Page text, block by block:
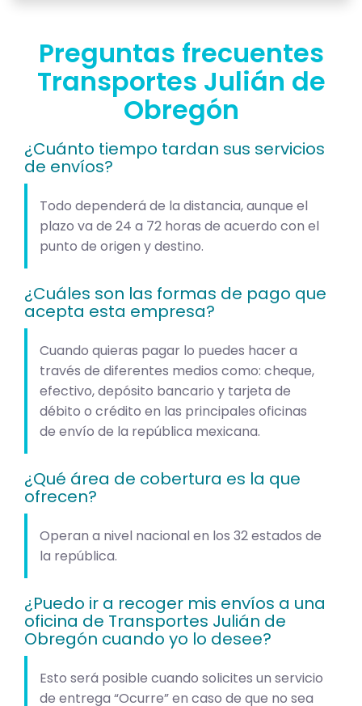
Preguntas frecuentes
Transportes Julián de
Obregón
¿Cuánto tiempo tardan sus servicios
de envíos?
Todo dependerá de la distancia, aunque el
plazo va de 24 a 72 horas de acuerdo con el
punto de origen y destino.
¿Cuáles son las formas de pago que
acepta esta empresa?
Cuando quieras pagar lo puedes hacer a
través de diferentes medios como: cheque,
efectivo, depósito bancario y tarjeta de
débito o crédito en las principales oficinas
de envío de la república mexicana.
¿Qué área de cobertura es la que
ofrecen?
Operan a nivel nacional en los 32 estados de
la república.
¿Puedo ir a recoger mis envíos a una
oficina de Transportes Julián de
Obregón cuando yo lo desee?
Esto será posible cuando solicites un servicio
de entrega “Ocurre” en caso de que no sea